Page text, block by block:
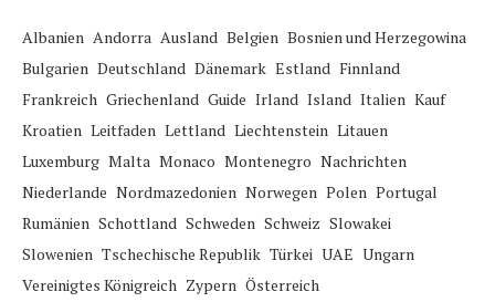
Albanien Andorra Ausland Belgien Bosnien und Herzegowina
Bulgarien Deutschland Dänemark Estland Finnland
Frankreich Griechenland Guide Irland Island Italien Kauf
Kroatien Leitfaden Lettland Liechtenstein Litauen
Luxemburg Malta Monaco Montenegro Nachrichten
Niederlande Nordmazedonien Norwegen Polen Portugal
Rumänien Schottland Schweden Schweiz Slowakei
Slowenien Tschechische Republik Türkei UAE Ungarn
Vereinigtes Königreich Zypern Österreich